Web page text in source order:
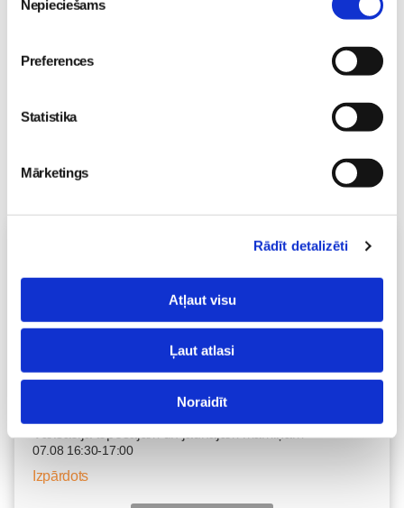
izvēle
Nepieciešams
Preferences
Statistika
Mārketings
Rādīt detalizēti
Atļaut visu
Ļaut atlasi
Noraidīt
31. Jul 09:45
Izpārdots
Nodarbības citā laikā
07.08 16:30-17:00
Izpārdots